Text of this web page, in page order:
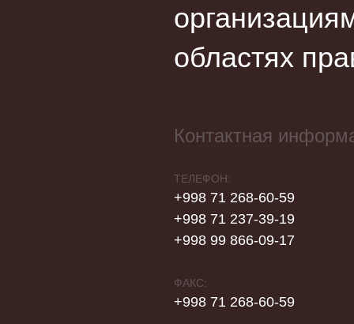
областях
Контактная
ТЕЛЕФОН:
+998 71 268-60-59
+998 71 237-39-19
+998 99 866-09-17
ФАКС:
+998 71 268-60-59